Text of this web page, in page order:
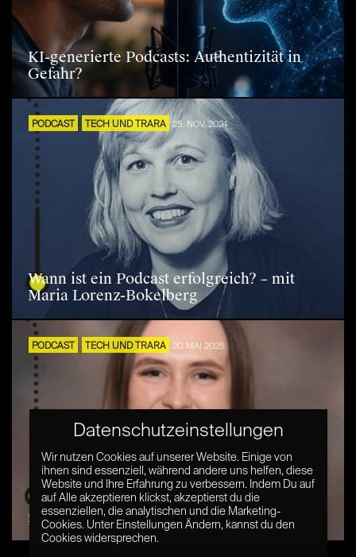
KI-generierte Podcasts: Authentizität in
Gefahr?
PODCAST TECH UND TRARA 25. NOV. 2024
Wann ist ein Podcast erfolgreich? – mit
Maria Lorenz-Bokelberg
PODCAST TECH UND TRARA 20. MAI 2025
KI und Dekarbonisierung – geht das? – Live
mit Mary Poddar
Datenschutzeinstellungen
Wir nutzen Cookies auf unserer Website. Einige von
ihnen sind essenziell, während andere uns helfen, diese
Website und Ihre Erfahrung zu verbessern. Indem Du auf
auf Alle akzeptieren klickst, akzeptierst du die
essenziellen, die analytischen und die Marketing-
Cookies. Unter Einstellungen Ändern, kannst du den
Cookies widersprechen.